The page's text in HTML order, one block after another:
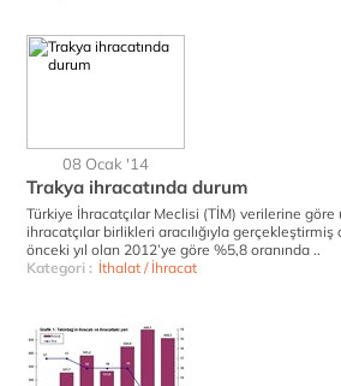
08 Ocak '14
Trakya ihracatında durum
Türkiye İhracatçılar Meclisi (TİM) verilerine göre
ihracatçılar birlikleri aracılığıyla
önceki yıl olan 2012’ye göre %5,8 oranında ..
Kategori : İthalat / İhracat